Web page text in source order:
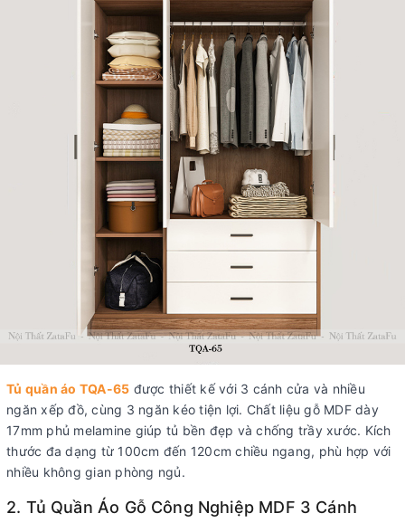
Tủ quần áo TQA-65 được thiết kế với 3 cánh cửa và nhiều
ngăn xếp đồ, cùng 3 ngăn kéo tiện lợi. Chất liệu gỗ MDF dày
17mm phủ melamine giúp tủ bền đẹp và chống trầy xước. Kích
thước đa dạng từ 100cm đến 120cm chiều ngang, phù hợp với
nhiều không gian phòng ngủ.
2. Tủ Quần Áo Gỗ Công Nghiệp MDF 3 Cánh